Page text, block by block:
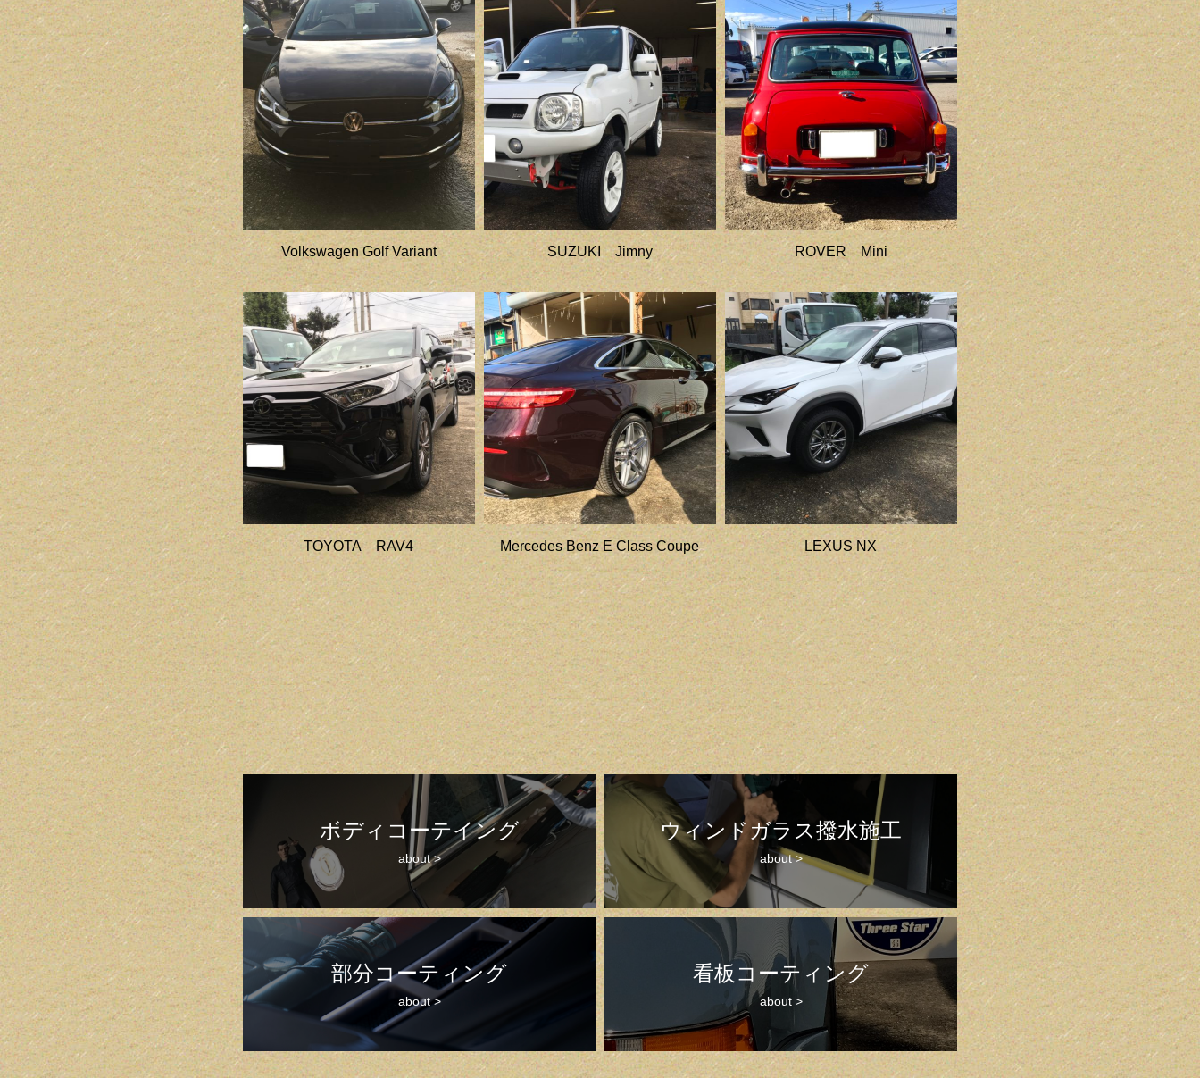
Volkswagen Golf Variant SUZUKI Jimny ROVER Mini
TOYOTA RAV4 Mercedes Benz E Class Coupe LEXUS NX
ボディコーテイング
about >
ウィンドガラス撥水施工
about >
部分コーティング
about >
看板コーティング
about >